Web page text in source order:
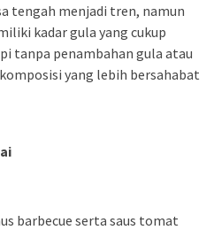
tengah menjadi tren, namun
kadar gula yang cukup
tanpa penambahan gula atau
yang lebih bersahabat
barbecue serta saus tomat